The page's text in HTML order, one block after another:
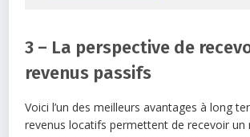
3 – La perspective de
revenus passifs
Voici l’un des meilleurs avantages à long
revenus locatifs permettent de recevoir un